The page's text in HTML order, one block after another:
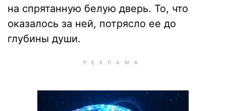
на спрятанную белую дверь. То, что
оказалось за ней, потрясло ее до
глубины души.